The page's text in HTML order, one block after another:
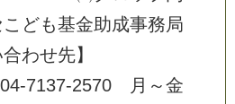
こ ども基金助成事務局
合わせ先】
04-7137-2570 月 ～金